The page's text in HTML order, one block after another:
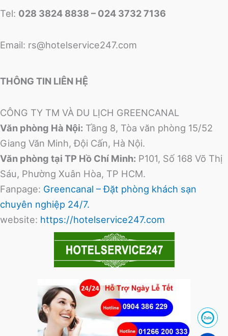
Tel: 028 3824 8838 – 024 3732 7136
Email: rs@hotelservice247.com
THÔNG TIN LIÊN HỆ
CÔNG TY TM VÀ DU LỊCH GREENCANAL
Văn phòng Hà Nội: Tầng 8, Tòa văn phòng 15/52
Giang Văn Minh, Đội Cấn, Hà Nội.
Văn phòng tại TP Hồ Chí Minh: P101, Số 168 Võ Thị
Sáu, Phường Xuân Hòa, TP HCM.
Fanpage: Greencanal – Đặt phòng khách sạn
chuyên nghiệp 24/7.
website: https://hotelservice247.com